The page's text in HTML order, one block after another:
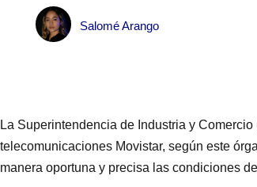
Salomé Arango
La Superintendencia de Industria y
telecomunicaciones Movistar, según este
manera oportuna y precisa las condiciones